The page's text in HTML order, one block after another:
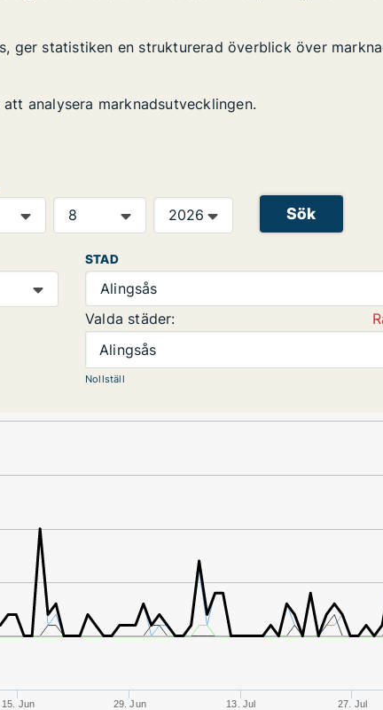
ger statistiken en strukturerad överblick över
analysera marknadsutvecklingen.
Sök
STAD
Alingsås
Valda städer:
Alingsås
Nollställ
15. Jun
29. Jun
13. Jul
27. Jul